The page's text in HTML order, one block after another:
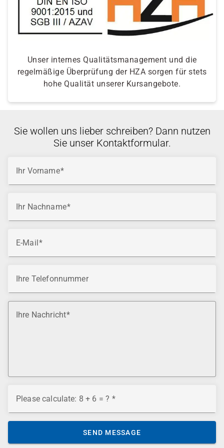
Unser internes Qualitätsmanagement und die
regelmäßige Überprüfung der HZA sorgen für stets
hohe Qualität unserer Kursangebote.
Sie wollen uns lieber schreiben? Dann nutzen
Sie unser Kontaktformular.
Ihr Vorname
Ihr Nachname
E-Mail
Ihre Telefonnummer
Ihre Nachricht
Please calculate: 8 + 6 = ?
SEND MESSAGE